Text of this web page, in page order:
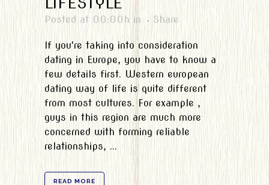
Posted at 00:00hin Share
If you're taking into consideration
dating in Europe, you have to know a
few details first. Western european
dating way of life is quite different
from most cultures. For example ,
guys in this region are much more
concerned with forming reliable
relationships, ...
READ MORE